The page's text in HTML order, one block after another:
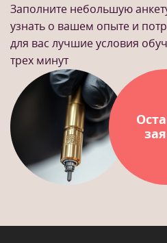
Заполните небольшую
узнать о вашем опыте и
для вас лучшие условия
трех минут